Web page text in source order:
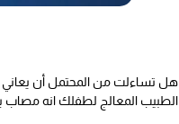
هل تساءلت من المحتمل أن يعاني
الطبيب المعالج لطفلك انه مصاب